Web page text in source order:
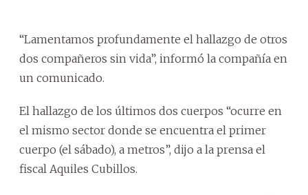
“Lamentamos profundamente el hallazgo de otros
dos compañeros sin vida”, informó la compañía en
un comunicado.
El hallazgo de los últimos dos cuerpos “ocurre en
el mismo sector donde se encuentra el primer
cuerpo (el sábado), a metros”, dijo a la prensa el
fiscal Aquiles Cubillos.